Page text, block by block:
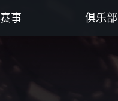
赛事 俱乐部